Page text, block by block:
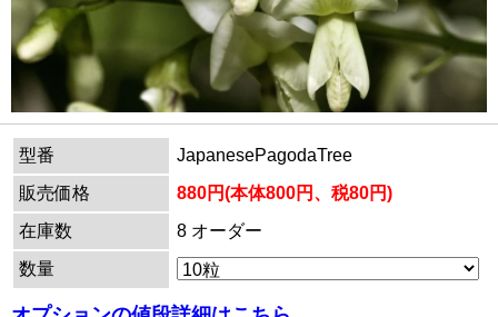
型番
JapanesePagodaTree
販売価格
880円(本体800円、税80円)
在庫数
8 オーダー
数量